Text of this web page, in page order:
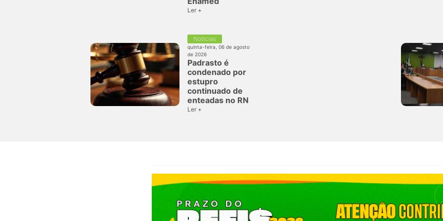
Ler +
Notícias
quinta-feira, 06 de agosto
de 2026
Padrasto é
condenado por
estupro
continuado de
enteadas no RN
Ler +